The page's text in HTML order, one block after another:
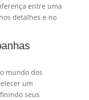
entre uma
detalhes e no
mundo dos
um
seus